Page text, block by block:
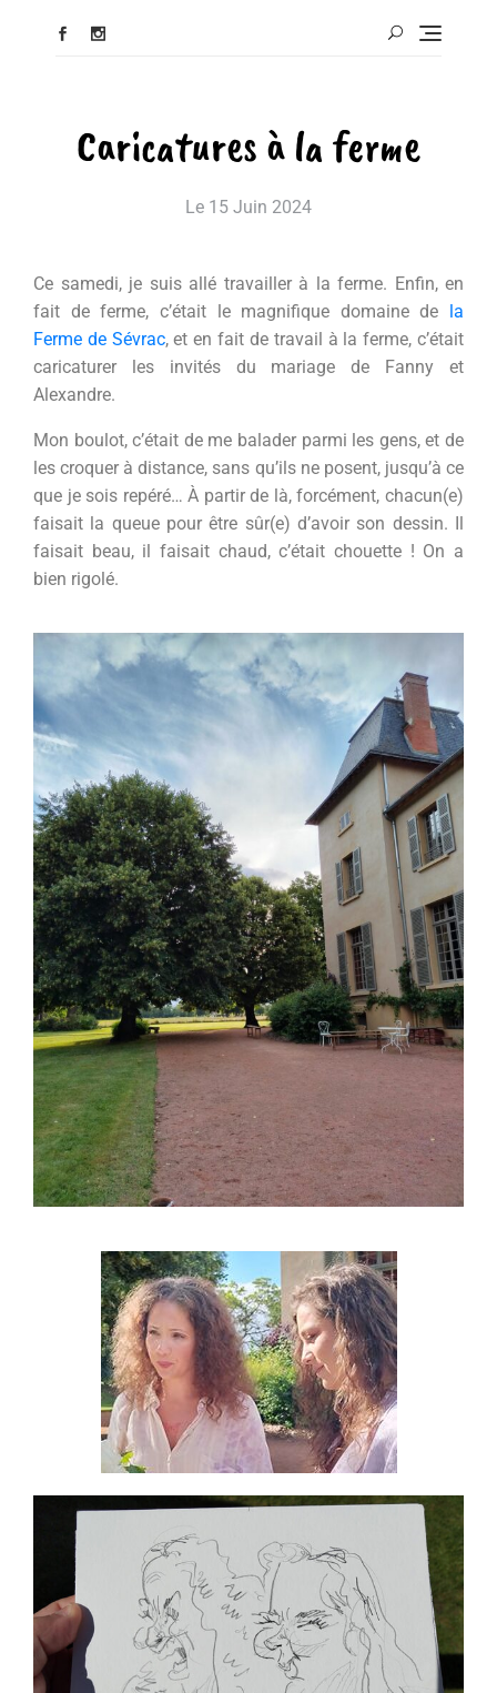
Caricatures à la ferme
Le 15 Juin 2024
Ce samedi, je suis allé travailler à la ferme. Enfin, en
fait de ferme, c’était le magnifique domaine de la
Ferme de Sévrac, et en fait de travail à la ferme, c’était
caricaturer les invités du mariage de Fanny et
Alexandre.
Mon boulot, c’était de me balader parmi les gens, et de
les croquer à distance, sans qu’ils ne posent, jusqu’à ce
que je sois repéré… À partir de là, forcément, chacun(e)
faisait la queue pour être sûr(e) d’avoir son dessin. Il
faisait beau, il faisait chaud, c’était chouette ! On a
bien rigolé.